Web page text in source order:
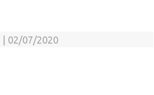
02/07/2020